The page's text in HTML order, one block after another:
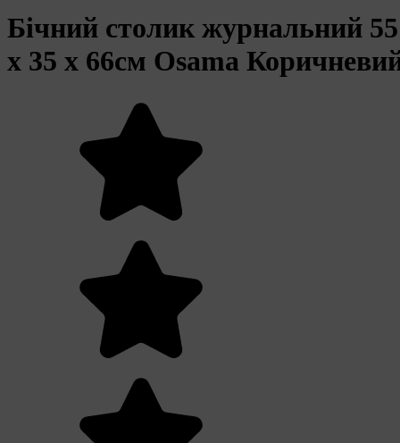
Бічний столик журнальний 55
x 35 x 66см Osama